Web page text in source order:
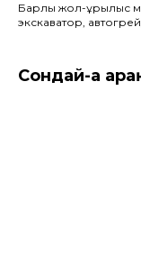
Барлық жол-құрылыс
экскаватор,
Сондай-ақ